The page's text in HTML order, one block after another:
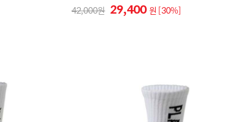
42,000
29,400 원 [30%]